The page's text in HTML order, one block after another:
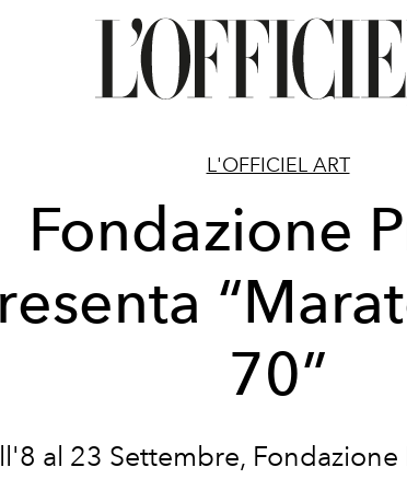
L'OFFICIEL ART
Fondazione
70”
al 23 Settembre, Fondazione